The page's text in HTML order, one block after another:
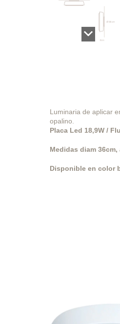
Luminaria de aplicar
opalino.
Placa Led 18,9W /
Medidas diam 36cm,
Disponible en color